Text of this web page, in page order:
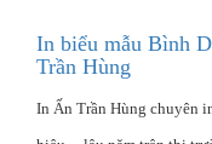
In biểu mẫu Bình
Trần Hùng
In Ấn Trần Hùng chuyên